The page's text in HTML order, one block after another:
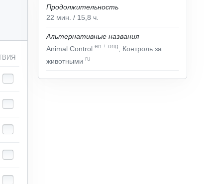
Продолжительность
22 мин. / 15,8 ч.
Альтернативные названия
Animal Control en + orig
, Контроль за
животными ru